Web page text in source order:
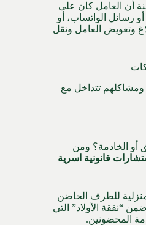
أن العامل كان على
رسائل الواتساب، أو
وتعويض العامل ونقل
ومشاكلهم تتداخل مع
أو الخادمة؟ ومن
قانونية اسرية
للطرف الحاضن
“نفقة الأولاد” التي
المحضونين.